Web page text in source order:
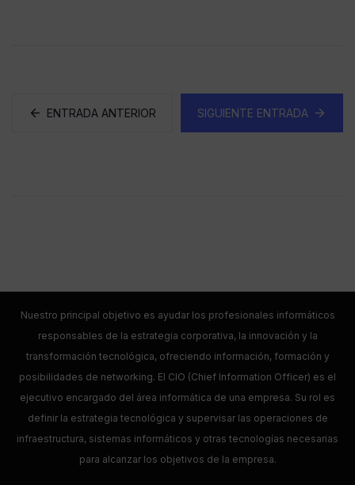
ENTRADA ANTERIOR SIGUIENTE ENTRADA
Nuestro principal objetivo es ayudar los profesionales informáticos
responsables de la estrategia corporativa, la innovación y la
transformación tecnológica, ofreciendo información, formación y
posibilidades de networking. El CIO (Chief Information Officer) es el
ejecutivo encargado del área informática de una empresa. Su rol es
definir la estrategia tecnológica y supervisar las operaciones de
infraestructura, sistemas informáticos y otras tecnologías necesarias
para alcanzar los objetivos de la empresa.